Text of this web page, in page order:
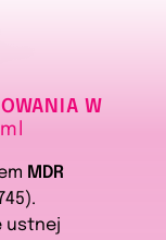
W
MDR
ustnej